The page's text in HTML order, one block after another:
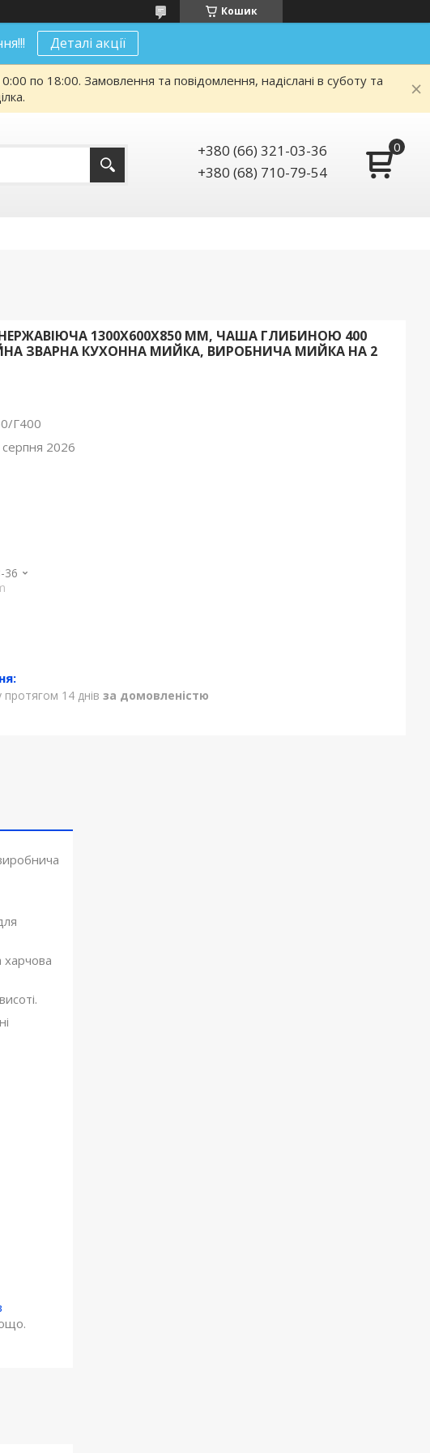
Кошик
Деталі акції
18:00. Замовлення та повідомлення, надіслані в суботу та
+380 (66) 321-03-36
+380 (68) 710-79-54
1300Х600Х850 ММ, ЧАША ГЛИБИНОЮ 400
ЗВАРНА КУХОННА МИЙКА, ВИРОБНИЧА МИЙКА НА 2
Г400
серпня 2026
36
14 днів за домовленістю
харчова